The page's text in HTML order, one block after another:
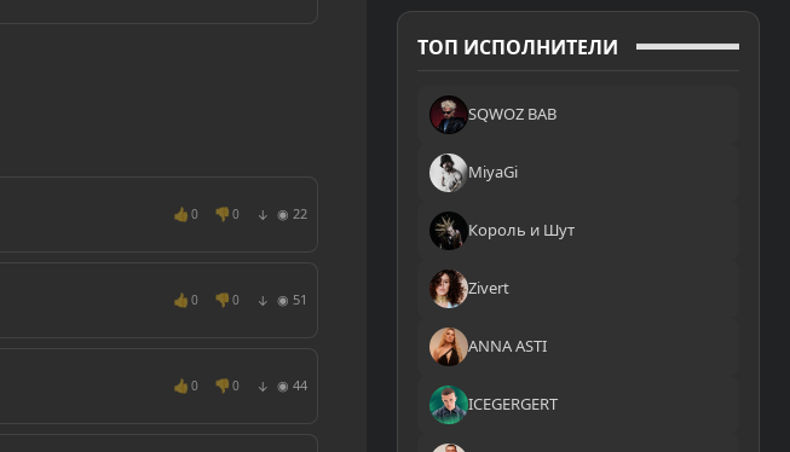
ТОП ИСПОЛНИТЕЛИ
SQWOZ BAB
MiyaGi
Король и Шут
Zivert
ANNA ASTI
ICEGERGERT
👍 0 👎 0 ↓ ◉ 22
👍 0 👎 0 ↓ ◉ 51
👍 0 👎 0 ↓ ◉ 44